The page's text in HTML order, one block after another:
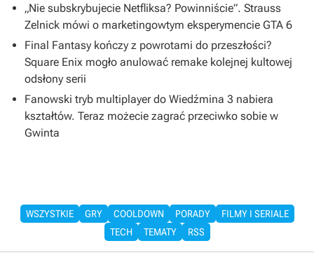
„Nie subskrybujecie Netfliksa? Powinniście”. Strauss
Zelnick mówi o marketingowtym eksperymencie GTA 6
Final Fantasy kończy z powrotami do przeszłości?
Square Enix mogło anulować remake kolejnej kultowej
odsłony serii
Fanowski tryb multiplayer do Wiedźmina 3 nabiera
kształtów. Teraz możecie zagrać przeciwko sobie w
Gwinta
WSZYSTKIE GRY COOLDOWN PORADY
FILMY I SERIALE
TECH
TEMATY RSS